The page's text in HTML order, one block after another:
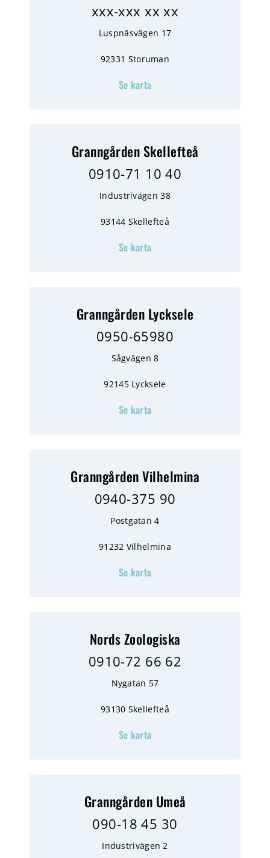
xxx-xxx xx xx
Luspnäsvägen 17
92331 Storuman
Se karta
Granngården Skellefteå
0910-71 10 40
Industrivägen 38
93144 Skellefteå
Se karta
Granngården Lycksele
0950-65980
Sågvägen 8
92145 Lycksele
Se karta
Granngården Vilhelmina
0940-375 90
Postgatan 4
91232 Vilhelmina
Se karta
Nords Zoologiska
0910-72 66 62
Nygatan 57
93130 Skellefteå
Se karta
Granngården Umeå
090-18 45 30
Industrivägen 2